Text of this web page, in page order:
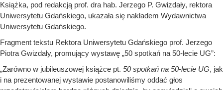
Książka, pod redakcją prof. dra hab. Jerzego P. Gwizdały, rektora
Uniwersytetu Gdańskiego, ukazała się nakładem Wydawnictwa
Uniwersytetu Gdańskiego.
Fragment tekstu Rektora Uniwersytetu Gdańskiego prof. Jerzego
Piotra Gwizdały, promujący wystawę „50 spotkań na 50-lecie UG”:
„Zarówno w jubileuszowej książce pt. 50 spotkań na 50-lecie UG, jak
i na prezentowanej wystawie postanowiliśmy oddać głos